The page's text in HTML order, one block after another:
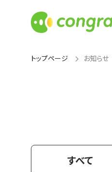
トップページ お知らせ
すべて